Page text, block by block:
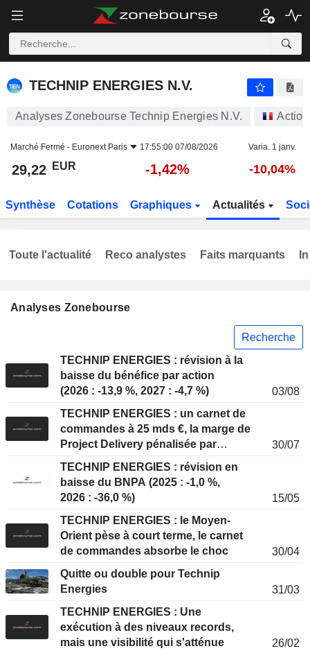
TECHNIP ENERGIES N.V.
TECHNIP ENERGIES N.V.
Analyses Zonebourse Technip Energies N.V.
Marché Fermé - Euronext Paris 17:55:00 07/08/2026 Varia. 1 janv.
29,22 EUR -1,42% -10,04%
Synthèse Cotations Graphiques Actualités
Analyses Zonebourse
Recherche
TECHNIP ENERGIES : révision à la
baisse du bénéfice par action
(2026 : -13,9 %, 2027 : -4,7 %)
03/08
TECHNIP ENERGIES : un carnet de
commandes à 25 mds €, la marge de
Project Delivery pénalisée par
30/07
TECHNIP ENERGIES : révision en
baisse du BNPA (2025 : -1,0 %,
2026 : -36,0 %)
15/05
TECHNIP ENERGIES : le Moyen-
Orient pèse à court terme, le carnet
de commandes absorbe le choc
30/04
Quitte ou double pour Technip
Energies
31/03
TECHNIP ENERGIES : Une
exécution à des niveaux records,
mais une visibilité qui s'atténue
26/02
Toute l'actualité Reco analystes Faits marquants